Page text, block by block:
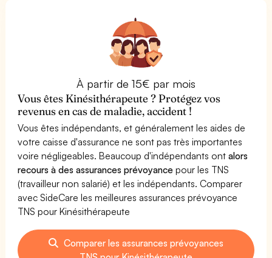
À partir de 15€ par mois
Vous êtes Kinésithérapeute ? Protégez vos
revenus en cas de maladie, accident !
Vous êtes indépendants, et généralement les aides de
votre caisse d'assurance ne sont pas très importantes
voire négligeables. Beaucoup d'indépendants ontalors
recours à des assurances prévoyance pour les TNS
(travailleur non salarié) et les indépendants. Comparer
avec SideCare les meilleures assurances prévoyance
TNS pour Kinésithérapeute
Comparer les assurances prévoyances